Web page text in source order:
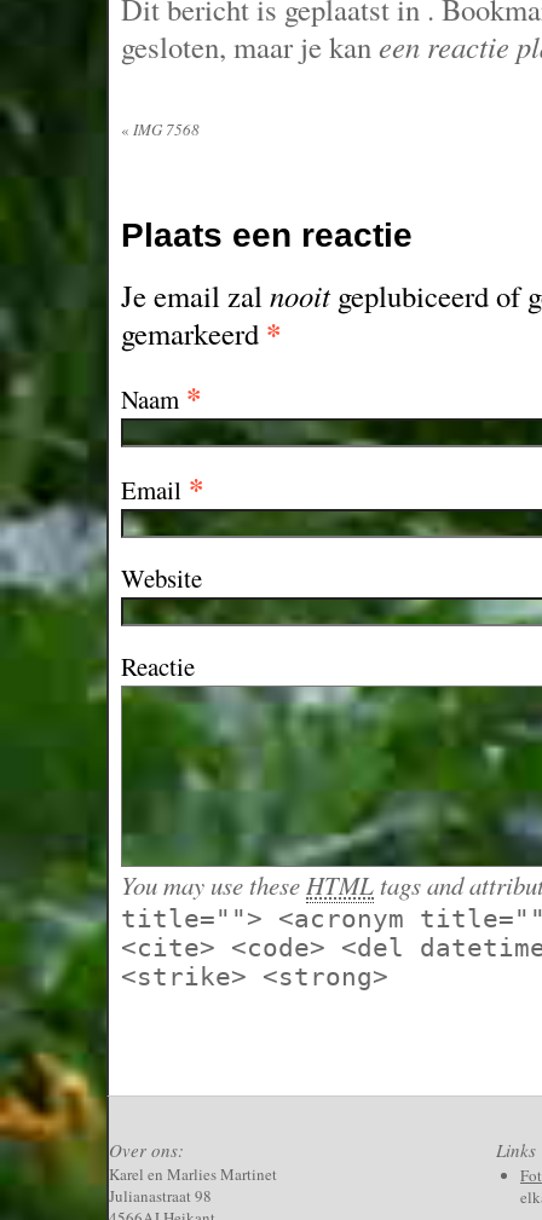
Dit bericht is geplaatst in .
gesloten, maar je kaneen reactie
« IMG 7568
Plaats een reactie
Je email zalnooitgeplubiceerd of
gemarkeerd *
Naam *
Email *
Website
Reactie
You may use theseHTML tags and
title=""> <acronym
<cite> <code> <del
<strike> <strong>
Over ons:
Karel en Marlies Martinet
Julianastraat 98
Links